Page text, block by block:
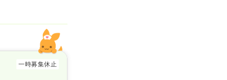
一時募集休止